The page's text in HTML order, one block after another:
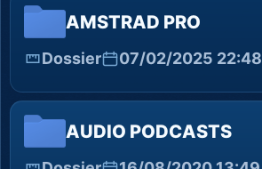
AMSTRAD PRO
Dossier 07/02/2025 22:48
AUDIO PODCASTS